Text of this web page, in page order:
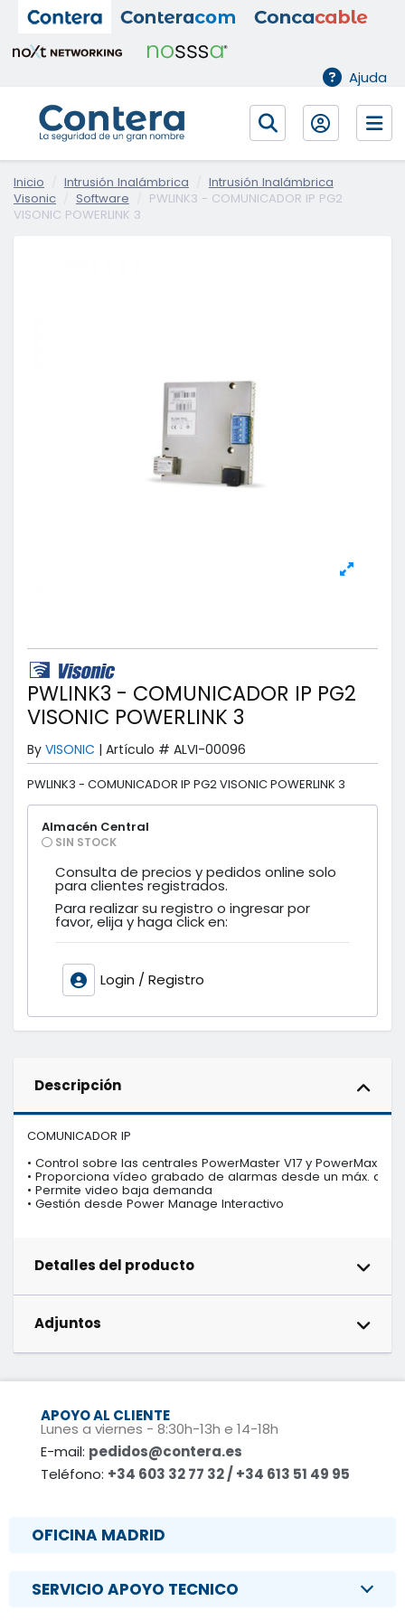
Ajuda
Inicio Intrusión Inalámbrica
Intrusión Inalámbrica
Visonic
Software
PWLINK3 - COMUNICADOR IP PG2
VISONIC POWERLINK 3
PWLINK3 - COMUNICADOR IP PG2
VISONIC POWERLINK 3
By VISONIC | Artículo # ALVI-00096
PWLINK3 - COMUNICADOR IP PG2 VISONIC POWERLINK 3
Almacén Central
SIN STOCK
Consulta de precios y pedidos online solo
para clientes registrados.
Para realizar su registro o ingresar por
favor, elija y haga click en:
Login / Registro
Descripción
COMUNICADOR IP
• Control sobre las centrales PowerMaster V17 y PowerMax
• Proporciona vídeo grabado de alarmas desde un máx. de 10
• Permite video baja demanda
• Gestión desde Power Manage Interactivo
Detalles del producto
Adjuntos
APOYO AL CLIENTE
Lunes a viernes - 8:30h-13h e 14-18h
E-mail: pedidos@contera.es
Teléfono: +34 603 32 77 32 / +34 613 51 49 95
OFICINA MADRID
SERVICIO APOYO TECNICO